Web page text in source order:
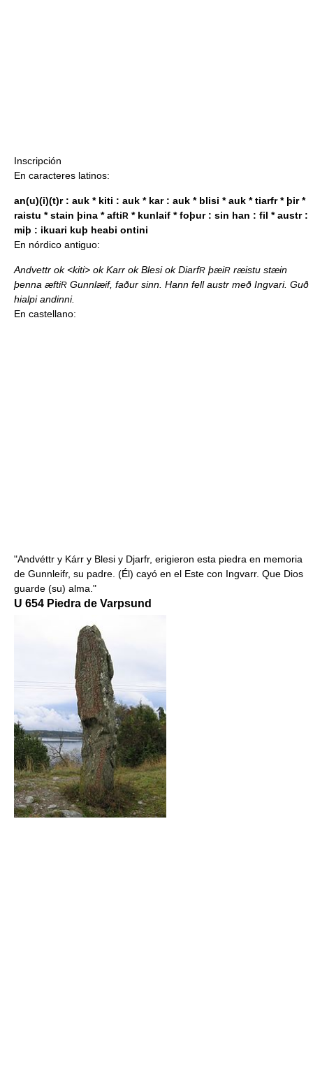
Inscripción
En caracteres latinos:
an(u)(i)(t)r : auk * kiti : auk * kar : auk * blisi * auk * tiarfr * þir *
raistu * stain þina * aftiR * kunlaif * foþur : sin han : fil * austr :
miþ : ikuari kuþ heabi ontini
En nórdico antiguo:
Andvettr ok <kiti> ok Karr ok Blesi ok DiarfR þæiR ræistu stæin
þenna æftiR Gunnlæif, faður sinn. Hann fell austr með Ingvari. Guð
hialpi andinni.
En castellano:
"Andvéttr y Kárr y Blesi y Djarfr, erigieron esta piedra en memoria
de Gunnleifr, su padre. (Él) cayó en el Este con Ingvarr. Que Dios
guarde (su) alma."
U 654 Piedra de Varpsund